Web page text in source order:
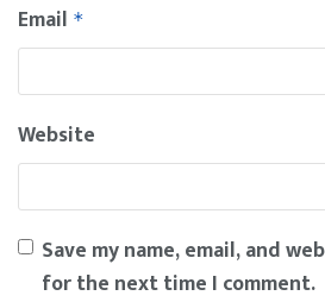
Email *
Website
Save my name, email, and
for the next time I comment.